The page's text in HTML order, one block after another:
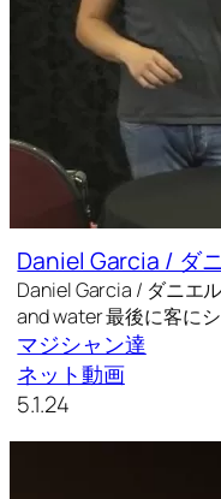
Daniel Garcia / ダ
Daniel Garcia / ダニエ
and water 最後に客に
マジシャン達
ネット動画
5.1.24